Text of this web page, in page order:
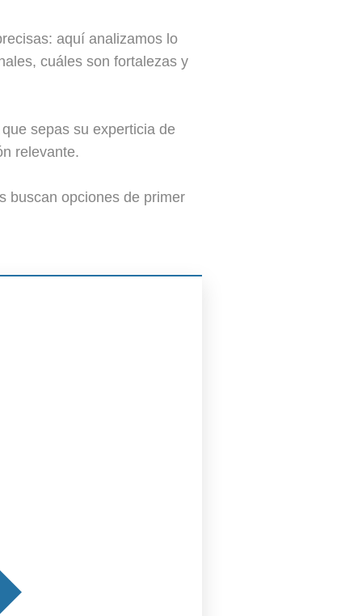
aquí analizamos lo
cuáles son fortalezas y
sepas su experticia de
relevante.
buscan opciones de primer